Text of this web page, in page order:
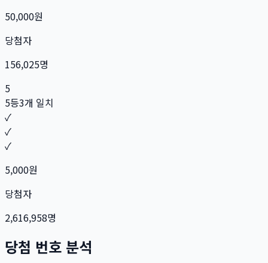
50,000원
당첨자
156,025명
5
5등3개 일치
✓
✓
✓
5,000원
당첨자
2,616,958명
당첨 번호 분석